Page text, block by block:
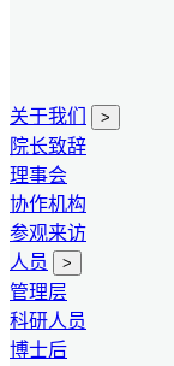
关于我们 >
院长致辞
理事会
协作机构
参观来访
人员
>
管理层
科研人员
博士后